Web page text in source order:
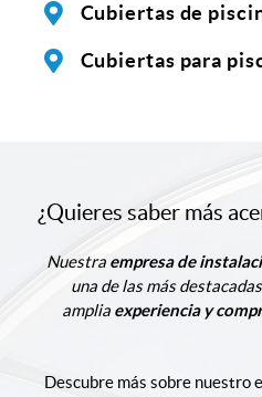
Cubiertas de
Cubiertas para
¿Quieres saber más
Nuestra empresa de
una de las más
amplia experiencia y
Descubre más sobre nuestro